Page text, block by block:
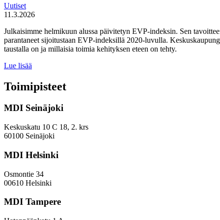
Uutiset
11.3.2026
Julkaisimme helmikuun alussa päivitetyn EVP-indeksin. Sen
parantaneet sijoitustaan EVP-indeksillä 2020-luvulla.
taustalla on ja millaisia toimia kehityksen eteen on tehty.
Lue lisää
ja
kehyskunnat
parantaa
EVP-
indeksissä?
Toimipisteet
MDI Seinäjoki
Keskuskatu 10 C 18, 2. krs
60100 Seinäjoki
MDI Helsinki
Osmontie 34
00610 Helsinki
MDI Tampere